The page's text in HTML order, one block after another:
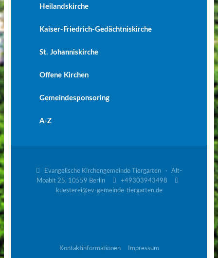
Heilandskirche
Kaiser-Friedrich-Gedächtniskirche
St. Johanniskirche
Offene Kirchen
Gemeindesponsoring
A-Z

Evangelische Kirchengemeinde Tiergarten · Alt-
Moabit 25, 10559 Berlin
 +49303943498 
kuesterei@ev-gemeinde-tiergarten.de
Kontaktinformationen Impressum